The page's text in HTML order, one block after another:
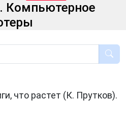
Компьютерное
что растет (К. Прутков).